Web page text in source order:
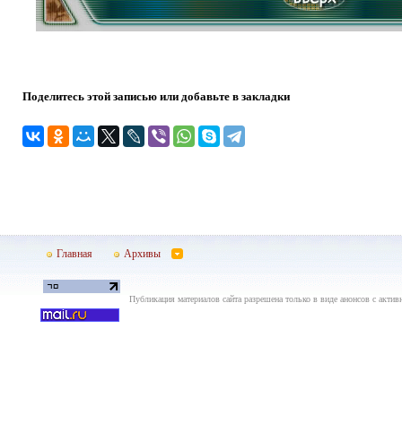
Поделитесь этой записью или добавьте в закладки
Главная Архивы
Публикация материалов сайта разрешена только в виде анонсов с